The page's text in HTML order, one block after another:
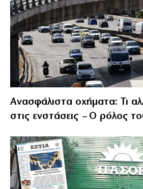
Ανασφάλιστα οχήματα: Τι
στις ενστάσεις – Ο ρόλος